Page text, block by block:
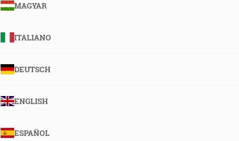
MAGYAR
ITALIANO
DEUTSCH
ENGLISH
ESPAÑOL